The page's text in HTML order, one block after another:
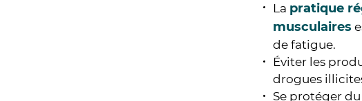
La pratique
musculaires
de fatigue.
Éviter les
drogues
Se protéger